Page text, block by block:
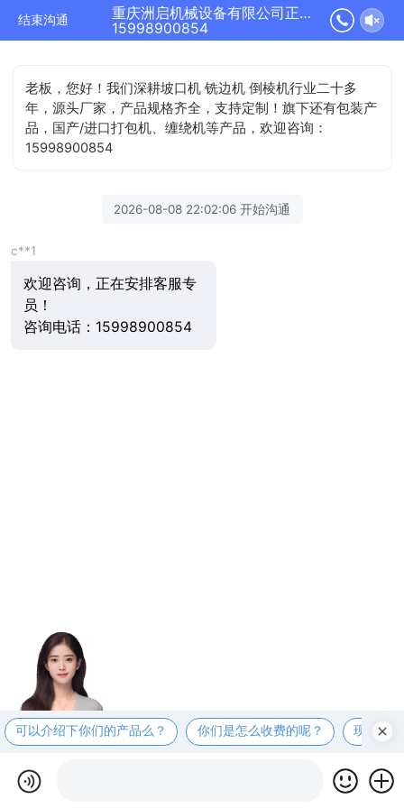
结束沟通
重庆洲启机械设备有限公司正在为您服务
15998900854
老板，您好！我们深耕坡口机 铣边机 倒棱机行业二十多
年，源头厂家，产品规格齐全，支持定制！旗下还有包装产
品，国产/进口打包机、缠绕机等产品，欢迎咨询：
15998900854
2026-08-08 22:02:06 开始沟通
c**1
欢迎咨询，正在安排客服专
员！
咨询电话：15998900854
可以介绍下你们的产品么？ 你们是怎么收费的呢？ 现在有